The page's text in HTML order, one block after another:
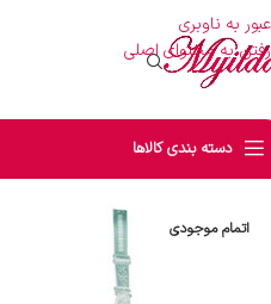
عبور به ناوبری
رفتن به محتوای اصلی
دسته بندی کالاها
اتمام موجودی